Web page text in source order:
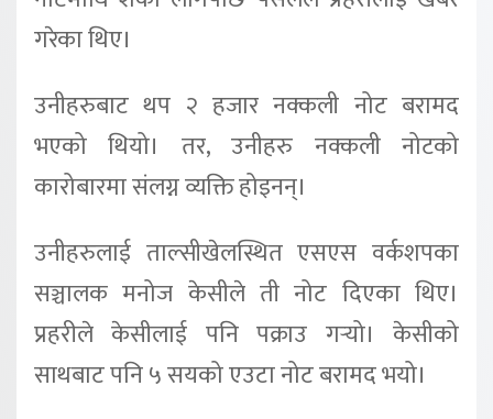
गरेका थिए।
उनीहरुबाट थप २ हजार नक्कली नोट बरामद
भएको थियो। तर, उनीहरु नक्कली नोटको
कारोबारमा संलग्न व्यक्ति होइनन्।
उनीहरुलाई ताल्सीखेलस्थित एसएस वर्कशपका
सञ्चालक मनोज केसीले ती नोट दिएका थिए।
प्रहरीले केसीलाई पनि पक्राउ गर्‍यो। केसीको
साथबाट पनि ५ सयको एउटा नोट बरामद भयो।